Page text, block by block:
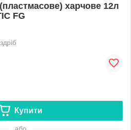
харчове 12л
FG
Купити
або